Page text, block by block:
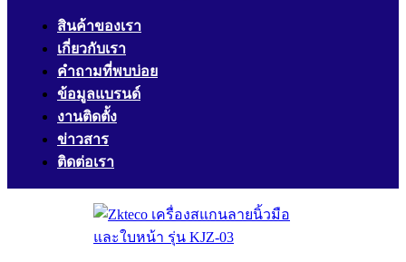
สินค้าของเรา
เกี่ยวกับเรา
คำถามที่พบบ่อย
ข้อมูลแบรนด์
งานติดตั้ง
ข่าวสาร
ติดต่อเรา